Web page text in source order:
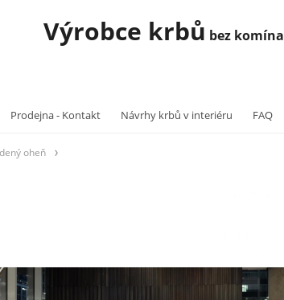
krbů bez komína
Prodejna - Kontakt Návrhy krbů v interiéru FAQ
oheň